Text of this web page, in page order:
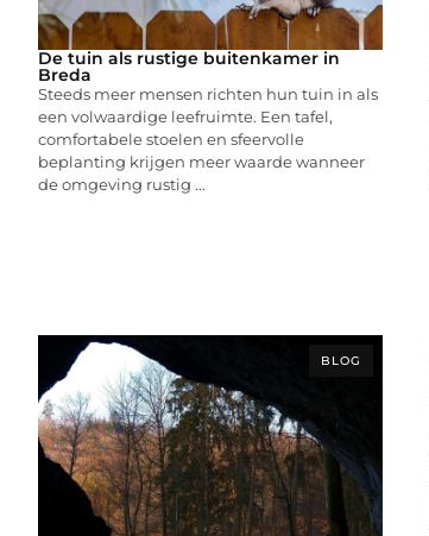
De tuin als rustige buitenkamer in
Breda
Steeds meer mensen richten hun tuin in als
een volwaardige leefruimte. Een tafel,
comfortabele stoelen en sfeervolle
beplanting krijgen meer waarde wanneer
de omgeving rustig ...
BLOG